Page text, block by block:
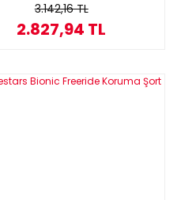
3.142,16 TL
2.827,94 TL